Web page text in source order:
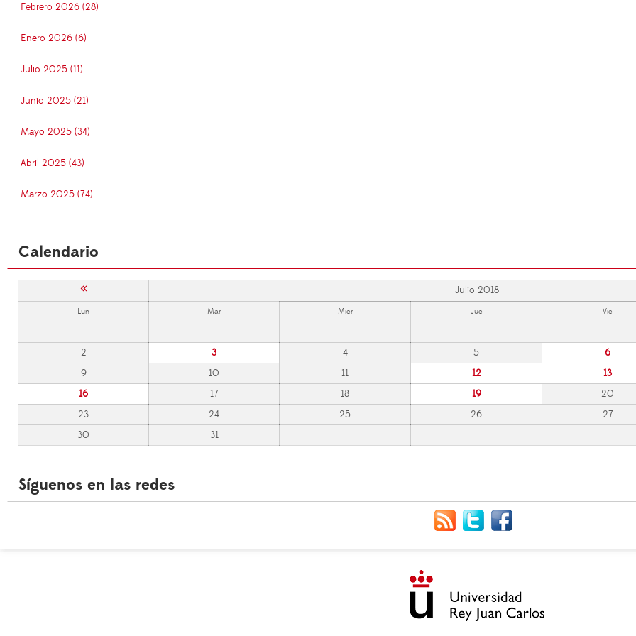
Febrero 2026 (28)
Enero 2026 (6)
Julio 2025 (11)
Junio 2025 (21)
Mayo 2025 (34)
Abril 2025 (43)
Marzo 2025 (74)
Calendario
« Julio 2018
Lun Mar Mier Jue Vie
2
3 4 5 6
9
10 11 12 13
16
17 18 19 20
23
24 25 26 27
30
31
Síguenos en las redes